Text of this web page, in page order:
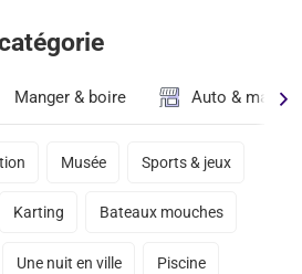
Manger & boire Auto &
Musée Sports & jeux
Karting Bateaux mouches
Une nuit en ville Piscine